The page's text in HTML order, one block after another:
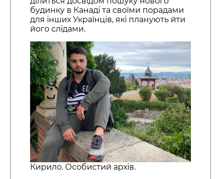
будинку в Канаді та своїми порадами
для інших Українців, які планують йти
його слідами.
Кирило. Особистий архів.